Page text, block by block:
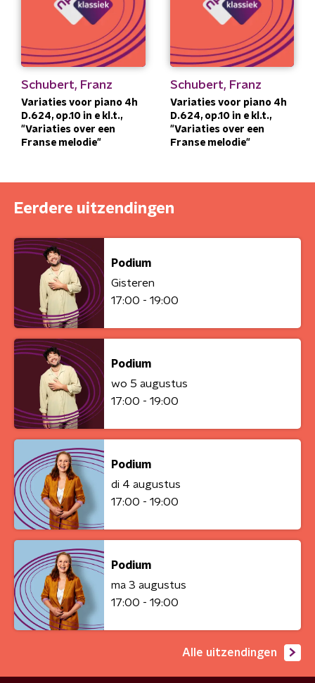
Schubert, Franz
Variaties voor piano 4h
D.624, op.10 in e kl.t.,
"Variaties over een
Franse melodie"
Schubert, Franz
Variaties voor piano 4h
D.624, op.10 in e kl.t.,
"Variaties over een
Franse melodie"
Eerdere uitzendingen
Podium
Gisteren
17:00 - 19:00
Podium
wo 5 augustus
17:00 - 19:00
Podium
di 4 augustus
17:00 - 19:00
Podium
ma 3 augustus
17:00 - 19:00
Alle uitzendingen